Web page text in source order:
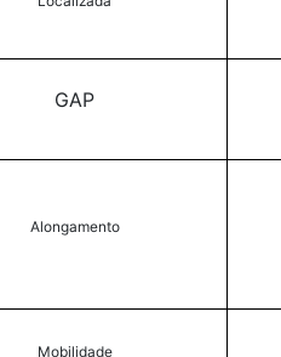
GAP
Alongamento
Mobilidade